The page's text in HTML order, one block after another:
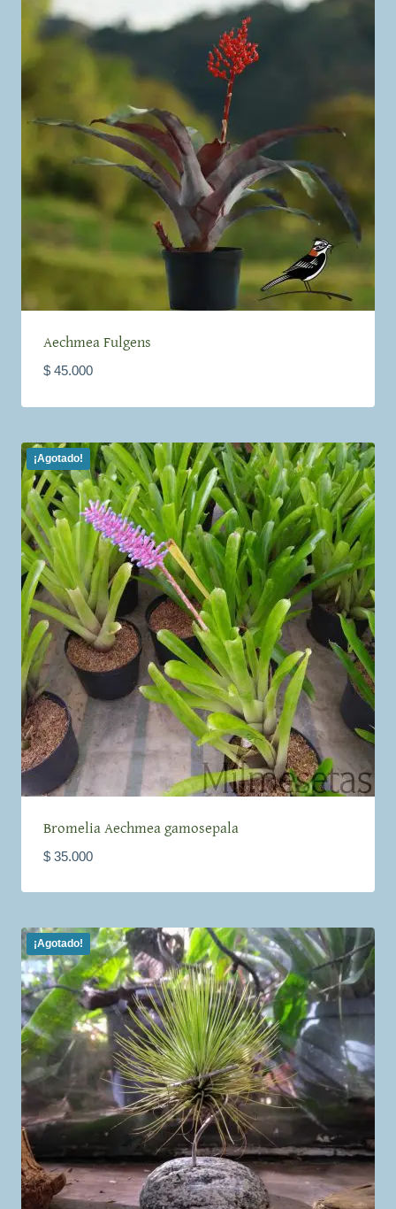
Aechmea Fulgens
$45.000
¡Agotado!
Bromelia Aechmea gamosepala
$35.000
¡Agotado!